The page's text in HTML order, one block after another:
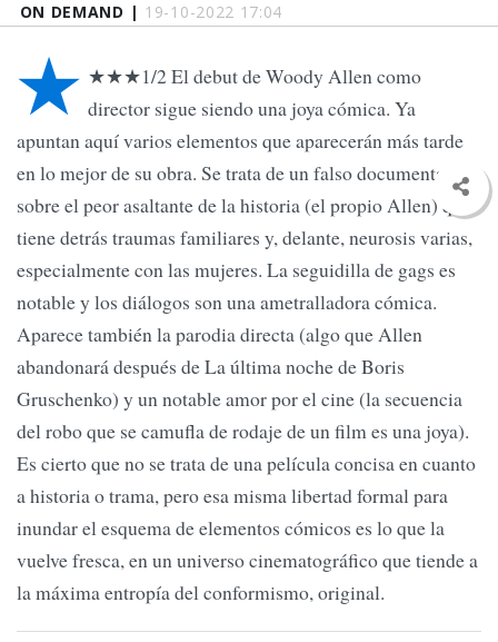
ON DEMAND | 19-10-2022 17:04
★ ★★★1/2 El debut de Woody Allen como
director sigue siendo una joya cómica. Ya
apuntan aquí varios elementos que aparecerán más tarde
en lo mejor de su obra. Se trata de un falso documental
sobre el peor asaltante de la historia (el propio Allen) que
tiene detrás traumas familiares y, delante, neurosis varias,
especialmente con las mujeres. La seguidilla de gags es
notable y los diálogos son una ametralladora cómica.
Aparece también la parodia directa (algo que Allen
abandonará después de La última noche de Boris
Gruschenko) y un notable amor por el cine (la secuencia
del robo que se camufla de rodaje de un film es una joya).
Es cierto que no se trata de una película concisa en cuanto
a historia o trama, pero esa misma libertad formal para
inundar el esquema de elementos cómicos es lo que la
vuelve fresca, en un universo cinematográfico que tiende a
la máxima entropía del conformismo, original.